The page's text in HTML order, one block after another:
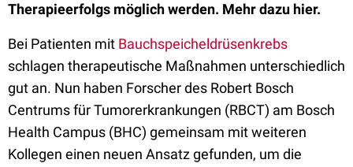
Therapieerfolgs möglich werden. Mehr dazu hier.
Bei Patienten mit Bauchspeicheldrüsenkrebs
schlagen therapeutische Maßnahmen unterschiedlich
gut an. Nun haben Forscher des Robert Bosch
Centrums für Tumorerkrankungen (RBCT) am Bosch
Health Campus (BHC) gemeinsam mit weiteren
Kollegen einen neuen Ansatz gefunden, um die